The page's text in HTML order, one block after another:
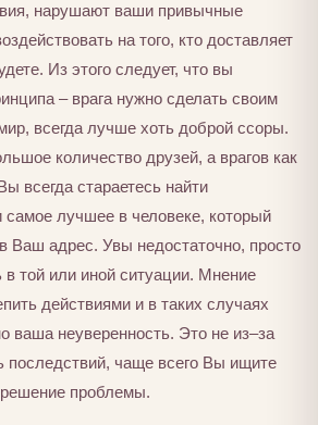
нарушают ваши привычные
на того, кто доставляет
Из этого следует, что вы
– врага нужно сделать своим
всегда лучше хоть доброй ссоры.
количество друзей, а врагов как
всегда стараетесь найти
самое лучшее в человеке, который
в Ваш адрес. Увы недостаточно, просто
в той или иной ситуации. Мнение
действиями и в таких случаях
ваша неуверенность. Это не из–за
последствий, чаще всего Вы ищите
проблемы.